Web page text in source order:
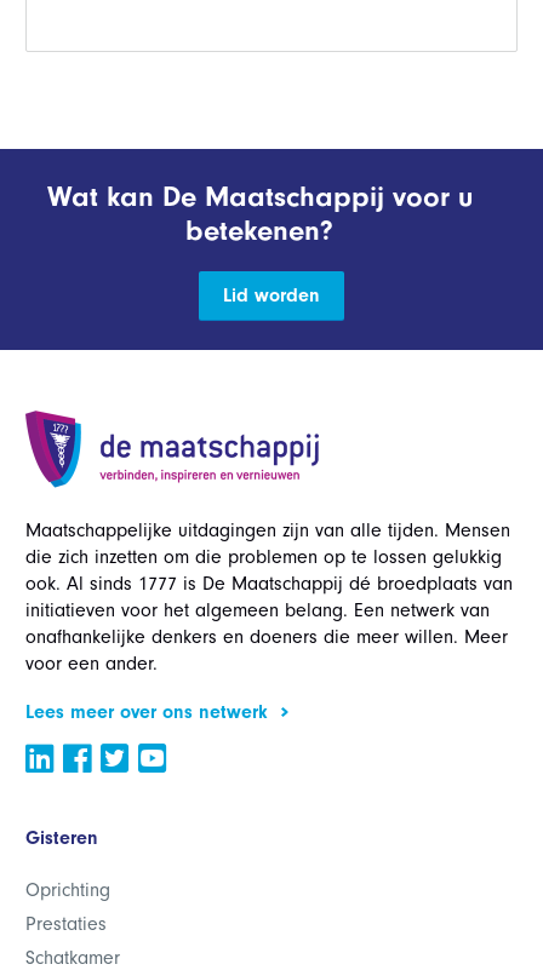
Wat kan De Maatschappij voor u
betekenen?
Lid worden
Maatschappelijke uitdagingen zijn van alle tijden. Mensen
die zich inzetten om die problemen op te lossen gelukkig
ook. Al sinds 1777 is De Maatschappij dé broedplaats van
initiatieven voor het algemeen belang. Een netwerk van
onafhankelijke denkers en doeners die meer willen. Meer
voor een ander.
Lees meer over ons netwerk
Gisteren
Oprichting
Prestaties
Schatkamer